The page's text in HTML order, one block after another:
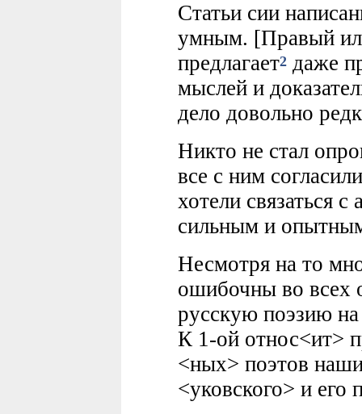
Статьи сии
умным. [Правый
предлагает2даже
мыслей и
дело довольно
Никто не стал
все с ним
хотели связаться
сильным и
Несмотря на то
ошибочны во всех
русскую поэзию
К 1-ой относ<ит>
<ных> поэтов
<уковского> и его